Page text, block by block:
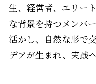
生、経営者、エリー
な背景を持つメンバ
活かし、自然な形で
デアが生まれ、実践